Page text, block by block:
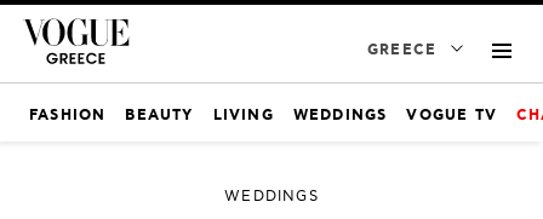
GREECE
FASHION BEAUTY LIVING WEDDINGS VOGUE TV
WEDDINGS